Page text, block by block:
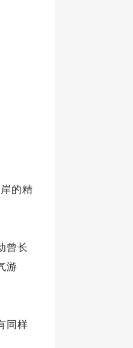
的精
曾长
游
同样